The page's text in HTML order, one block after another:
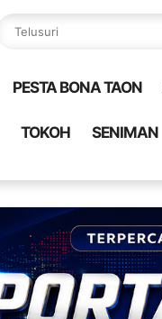
PESTA BONA TAON
TOKOH SENIMAN